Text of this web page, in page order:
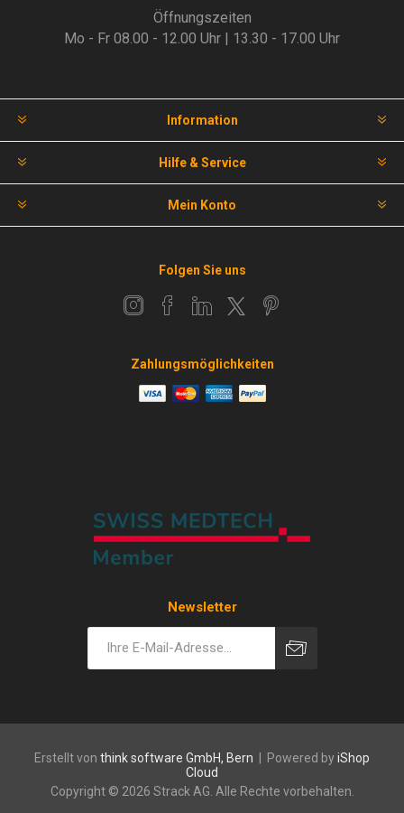
Öffnungszeiten
Mo - Fr 08.00 - 12.00 Uhr | 13.30 - 17.00 Uhr
Information
Hilfe & Service
Mein Konto
Folgen Sie uns
Zahlungsmöglichkeiten
Newsletter
Erstellt von think software GmbH, Bern | Powered byiShop
Cloud
Copyright © 2026 Strack AG. Alle Rechte vorbehalten.